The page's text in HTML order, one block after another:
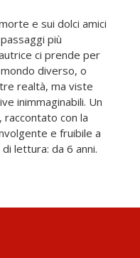
e sui dolci amici
più
ci prende per
diverso, o
realtà, ma viste
inimmaginabili. Un
con la
e fruibile a
lettura: da 6 anni.